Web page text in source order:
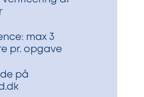
max 3
pr. opgave
på